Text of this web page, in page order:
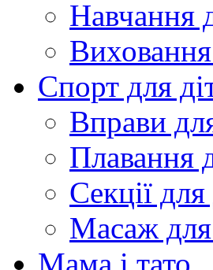
Навчання
Виховання
Спорт для
Вправи
Плавання
Секції для
Масаж для